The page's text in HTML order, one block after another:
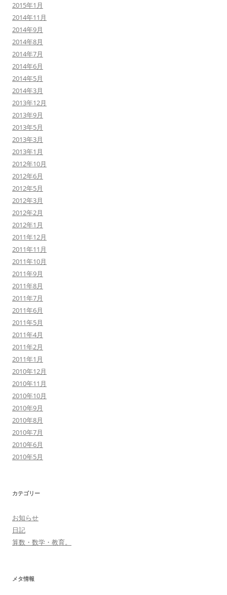
2015年1月
2014年11月
2014年9月
2014年8月
2014年7月
2014年6月
2014年5月
2014年3月
2013年12月
2013年9月
2013年5月
2013年3月
2013年1月
2012年10月
2012年6月
2012年5月
2012年3月
2012年2月
2012年1月
2011年12月
2011年11月
2011年10月
2011年9月
2011年8月
2011年7月
2011年6月
2011年5月
2011年4月
2011年2月
2011年1月
2010年12月
2010年11月
2010年10月
2010年9月
2010年8月
2010年7月
2010年6月
2010年5月
カテゴリー
お知らせ
日記
算数・数学・教育。
メタ情報